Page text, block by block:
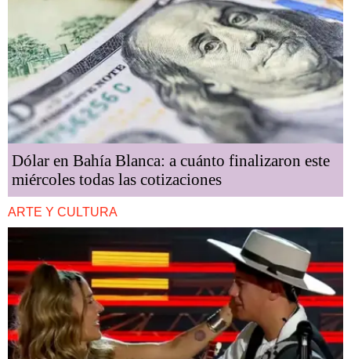
Dólar en Bahía Blanca: a cuánto finalizaron este
miércoles todas las cotizaciones
ARTE Y CULTURA